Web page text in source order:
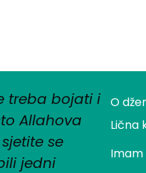
treba bojati i
Allahova
se
jedni
O
Lična
Imam